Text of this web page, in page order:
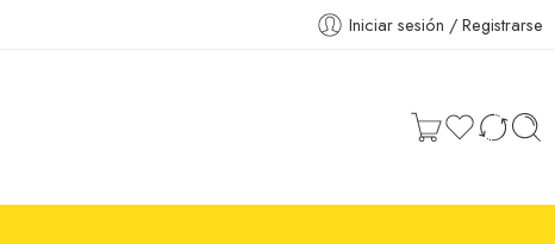
Iniciar sesión / Registrarse